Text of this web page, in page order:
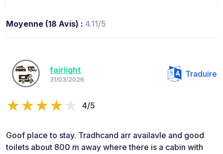
Moyenne (18 Avis) : 4.11/5
fairlight
31/03/2026
Traduire
4/5
Goof place to stay. Tradhcand arr availavle and good
toilets about 800 m away where there is a cabin with